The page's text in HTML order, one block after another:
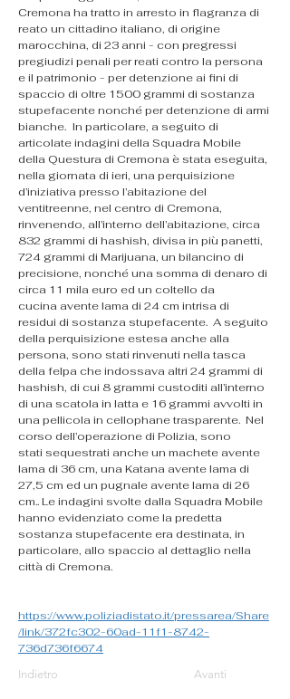
Cremona ha tratto in arresto in flagranza di
reato un cittadino italiano, di origine
marocchina, di 23 anni - con pregressi
pregiudizi penali per reati contro la persona
e il patrimonio - per detenzione ai fini di
spaccio di oltre 1500 grammi di sostanza
stupefacente nonché per detenzione di armi
bianche.  In particolare, a seguito di
articolate indagini della Squadra Mobile
della Questura di Cremona è stata eseguita,
nella giornata di ieri, una perquisizione
d’iniziativa presso l’abitazione del
ventitreenne, nel centro di Cremona,
rinvenendo, all’interno dell’abitazione, circa
832 grammi di hashish, divisa in più panetti,
724 grammi di Marijuana, un bilancino di
precisione, nonché una somma di denaro di
circa 11 mila euro ed un coltello da
cucina avente lama di 24 cm intrisa di
residui di sostanza stupefacente.  A seguito
della perquisizione estesa anche alla
persona, sono stati rinvenuti nella tasca
della felpa che indossava altri 24 grammi di
hashish, di cui 8 grammi custoditi all’interno
di una scatola in latta e 16 grammi avvolti in
una pellicola in cellophane trasparente.  Nel
corso dell’operazione di Polizia, sono
stati sequestrati anche un machete avente
lama di 36 cm, una Katana avente lama di
27,5 cm ed un pugnale avente lama di 26
cm.. Le indagini svolte dalla Squadra Mobile
hanno evidenziato come la predetta
sostanza stupefacente era destinata, in
particolare, allo spaccio al dettaglio nella
città di Cremona.
https://www.poliziadistato.it/pressarea/Share
/link/372fc302-60ad-11f1-8742-
736d736f6674
Indietro Avanti